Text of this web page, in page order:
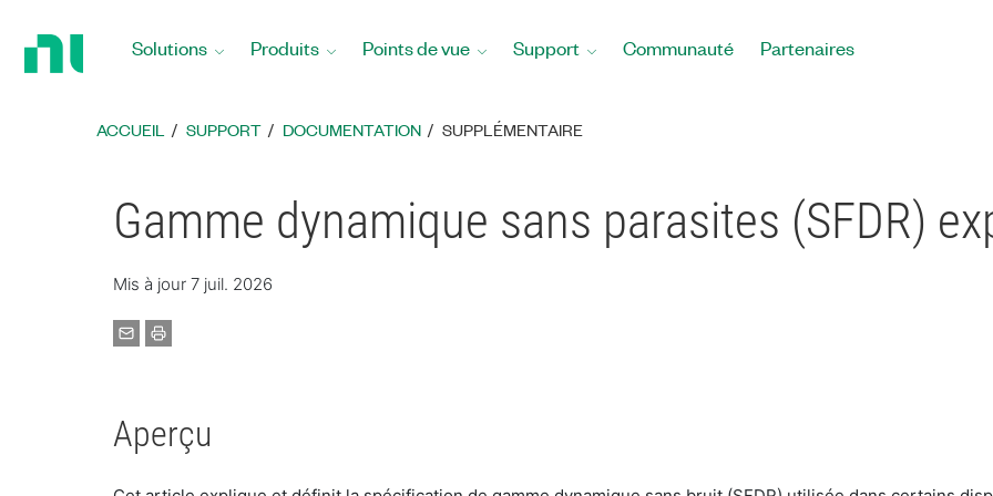
Solutions Produits Points de vue Support Communauté Partenaires
ACCUEIL SUPPORT DOCUMENTATION SUPPLÉMENTAIRE
Gamme dynamique sans parasites (SFDR)
Mis à jour 7 juil. 2026
Aperçu